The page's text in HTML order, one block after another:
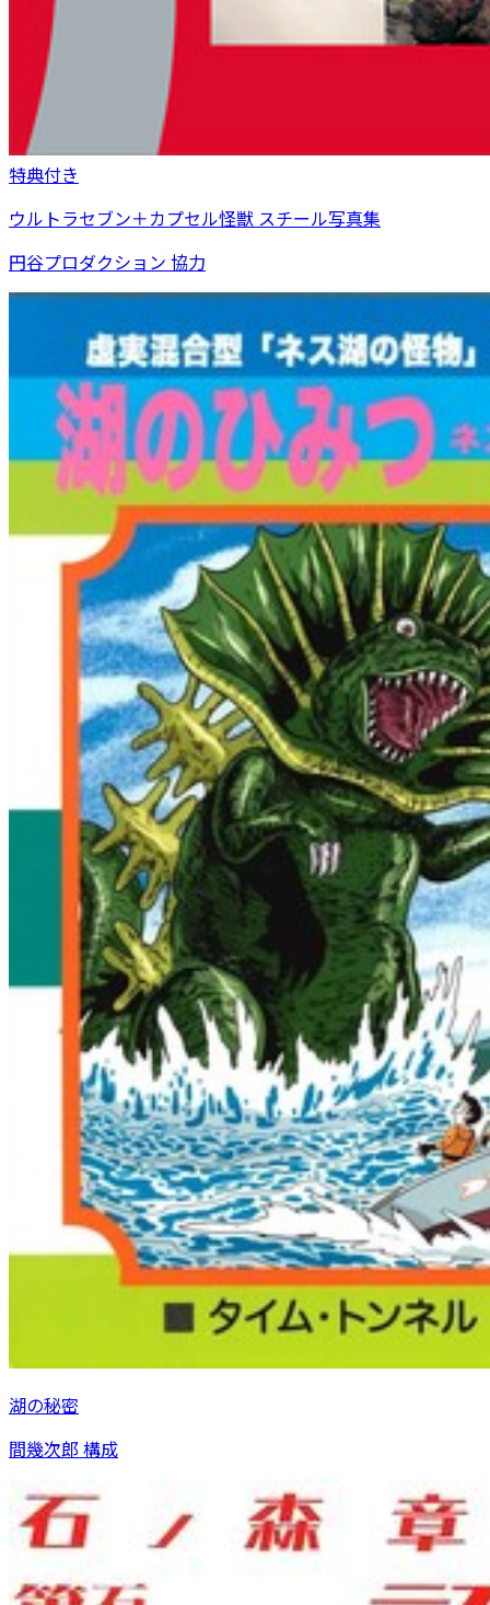
特典付き
ウルトラセブン＋カプセル怪獣 スチール写真集
円谷プロダクション 協力
湖の秘密
間幾次郎 構成